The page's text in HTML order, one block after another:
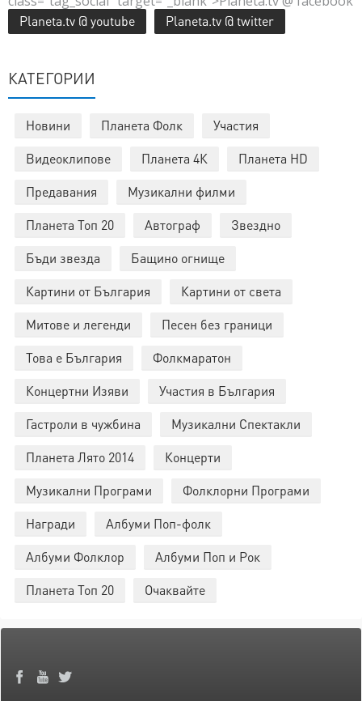
Planeta.tv @ youtube Planeta.tv @ twitter
КАТЕГОРИИ
Новини Планета Фолк
Участия
Видеоклипове
Планета 4К
Планета HD
Предавания
Музикални филми
Планета Топ 20
Автограф
Звездно
Бъди звезда
Бащино огнище
Картини от България
Картини от света
Митове и легенди
Песен без граници
Това е България
Фолкмаратон
Концертни Изяви
Участия в България
Гастроли в чужбина
Музикални Спектакли
Планета Лято 2014
Концерти
Музикални Програми
Фолклорни Програми
Награди
Албуми Поп-фолк
Албуми Фолклор
Албуми Поп и Рок
Планета Топ 20
Очаквайте